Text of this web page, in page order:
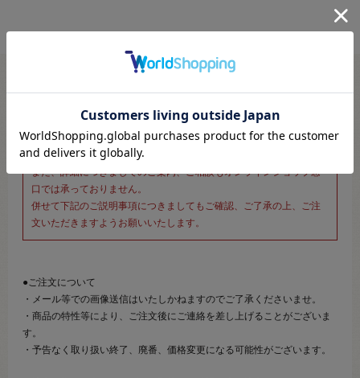
※新宿オカダヤ本店お取り扱い商品のご注文専用ページです※
こちらのページは、店頭にてあらかじめ商品詳細および商品コード
をご確認いただいた上でご注文いただけるページです。
そのため、商品画像および詳細は記載しておりません。
また、詳細につきましてのご案内、ご相談もオンラインショップ窓
口では承っておりません。
併せて下記のご説明事項につきましてもご確認、ご了承の上、ご注
文いただきますようお願いいたします。
●ご注文について
・メール等での画像送信はいたしかねますのでご了承くださいませ。
・商品の特性等により、ご注文後にご連絡を差し上げることがございま
す。
・予告なく取り扱い終了、廃番、価格変更になる可能性がございます。